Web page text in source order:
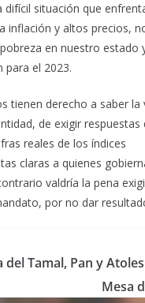
difícil situación que
inflación y altos precios,
en nuestro estado
para el 2023.
tienen derecho a saber la
de exigir respuestas
reales de los índices
claras a quienes
valdría la pena
por no dar
del Tamal, Pan y
Mesa